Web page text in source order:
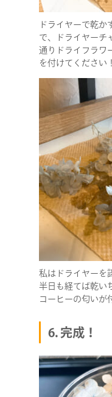
ドライヤーで乾か
で、ドライヤーチ
通りドライフラワ
を付けてください！
私はドライヤーを
半日も経てば乾い
コーヒーの匂いが
6. 完成！